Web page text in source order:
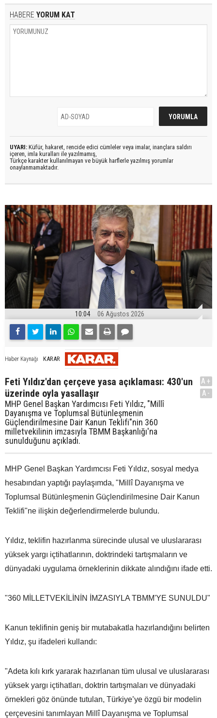
HABERE YORUM KAT
UYARI: Küfür, hakaret, rencide edici cümleler veya imalar, inançlara saldırı
içeren, imla kuralları ile yazılmamış,
Türkçe karakter kullanılmayan ve büyük harflerle yazılmış yorumlar
onaylanmamaktadır.
10:04 06 Ağustos 2026
Haber Kaynağı KARAR
Feti Yıldız'dan çerçeve yasa açıklaması: 430'un
üzerinde oyla yasallaşır
MHP Genel Başkan Yardımcısı Feti Yıldız, "Millî
Dayanışma ve Toplumsal Bütünleşmenin
Güçlendirilmesine Dair Kanun Teklifi"nin 360
milletvekilinin imzasıyla TBMM Başkanlığı'na
sunulduğunu açıkladı.
A+
A-
MHP Genel Başkan Yardımcısı Feti Yıldız, sosyal medya
hesabından yaptığı paylaşımda, "Millî Dayanışma ve
Toplumsal Bütünleşmenin Güçlendirilmesine Dair Kanun
Teklifi"ne ilişkin değerlendirmelerde bulundu.
Yıldız, teklifin hazırlanma sürecinde ulusal ve uluslararası
yüksek yargı içtihatlarının, doktrindeki tartışmaların ve
dünyadaki uygulama örneklerinin dikkate alındığını ifade etti.
"360 MİLLETVEKİLİNİN İMZASIYLA TBMM'YE SUNULDU"
Kanun teklifinin geniş bir mutabakatla hazırlandığını belirten
Yıldız, şu ifadeleri kullandı:
"Adeta kılı kırk yararak hazırlanan tüm ulusal ve uluslararası
yüksek yargı içtihatları, doktrin tartışmaları ve dünyadaki
örnekleri göz önünde tutulan, Türkiye’ye özgü bir modelin
çerçevesini tanımlayan Millî Dayanışma ve Toplumsal